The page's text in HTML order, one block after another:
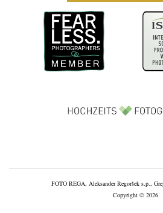
FOTO REGA, Aleksander Regoršek s.p.,
Copyright © 2026